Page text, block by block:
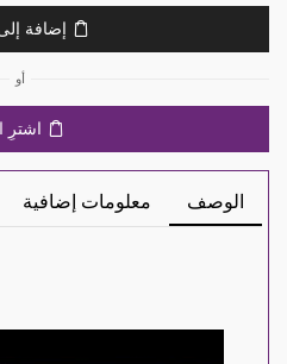
Fighter
6
إضافة
أو
اشترِ
الوصف معلومات إضافية